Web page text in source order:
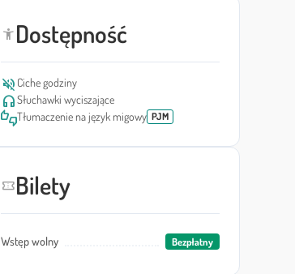
accessibility_newDostępność
volume_off Ciche godziny
headphonesSłuchawki wyciszające
thumbs_up_downTłumaczenie na język migowy PJM
confirmation_numberBilety
Wstęp wolny Bezpłatny